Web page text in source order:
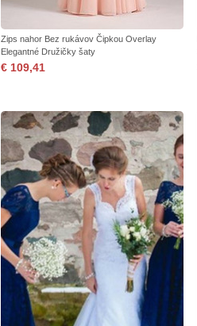
Zips nahor Bez rukávov Čipkou Overlay
Elegantné Družičky šaty
€ 109,41